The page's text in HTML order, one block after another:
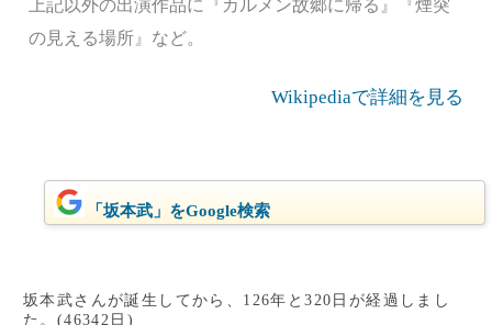
上記以外の出演作品に『カルメン故郷に帰る』『煙突
の見える場所』など。
Wikipediaで詳細を見る
「坂本武」をGoogle検索
坂本武さんが誕生してから、126年と320日が経過しまし
た。(46342日)